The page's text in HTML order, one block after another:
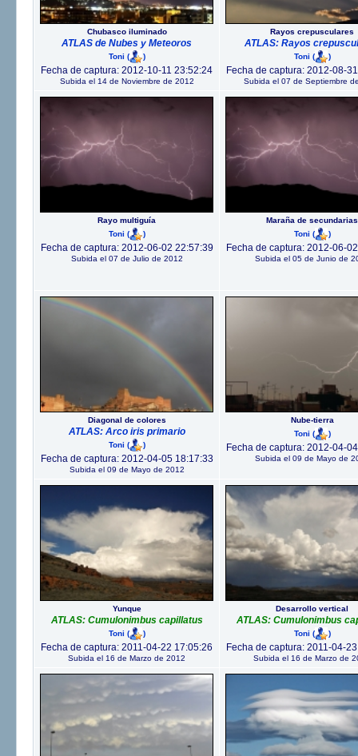
Chubasco iluminado
ATLAS de Nubes y Meteoros
Toni ( )
Fecha de captura: 2012-10-11 23:52:24
Subida el 14 de Noviembre de 2012
Rayos crepusculares
ATLAS: Rayos
Toni ( )
Fecha de captura: 2012-08-
Subida el 07 de Septiembre
Rayo multiguía
Toni ( )
Fecha de captura: 2012-06-02 22:57:39
Subida el 07 de Julio de 2012
Maraña de secundarias
Toni ( )
Fecha de captura: 2012-06-
Subida el 05 de Junio de
Diagonal de colores
ATLAS: Arco iris primario
Toni ( )
Fecha de captura: 2012-04-05 18:17:33
Subida el 09 de Mayo de 2012
Nube-tierra
Toni ( )
Fecha de captura: 2012-04-
Subida el 09 de Mayo de
Yunque
ATLAS: Cumulonimbus capillatus
Toni ( )
Fecha de captura: 2011-04-22 17:05:26
Subida el 16 de Marzo de 2012
Desarrollo vertical
ATLAS: Cumulonimbus
Toni ( )
Fecha de captura: 2011-04-
Subida el 16 de Marzo de